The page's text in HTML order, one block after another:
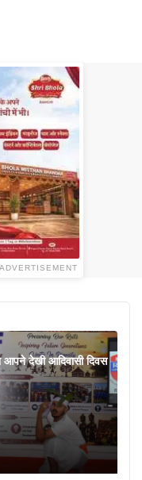
ADVERTISEMENT
आपने देखी आदिवासी दिवस